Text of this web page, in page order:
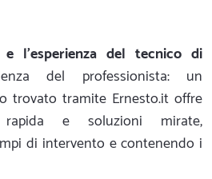
e l'esperienza del tecnico di
del professionista: un
trovato tramite Ernesto.it offre
e soluzioni mirate,
di intervento e contenendo i